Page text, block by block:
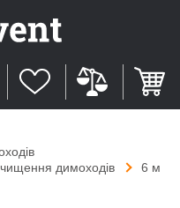
чищення димоходів
6 м